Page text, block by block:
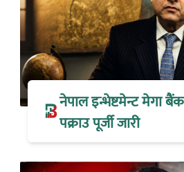
नेपाल इन्भेष्टमेन्ट मेगा
पक्राउ पूर्जी जारी